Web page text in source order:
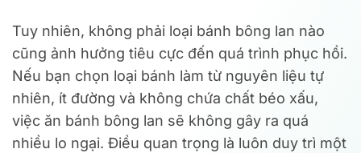
Tuy nhiên, không phải loại bánh bông lan nào
cũng ảnh hưởng tiêu cực đến quá trình phục hồi.
Nếu bạn chọn loại bánh làm từ nguyên liệu tự
nhiên, ít đường và không chứa chất béo xấu,
việc ăn bánh bông lan sẽ không gây ra quá
nhiều lo ngại. Điều quan trọng là luôn duy trì một